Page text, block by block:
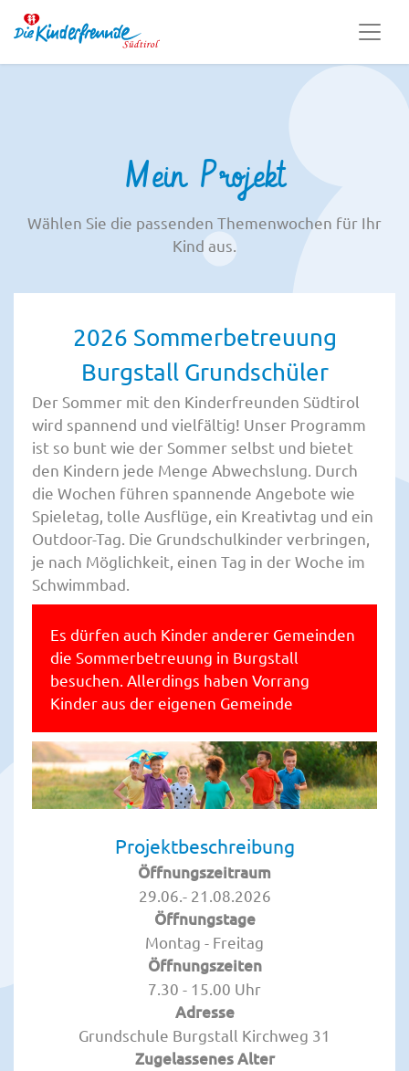
Mein Projekt
Wählen Sie die passenden Themenwochen für Ihr
Kind aus.
2026 Sommerbetreuung
Burgstall Grundschüler
Der Sommer mit den Kinderfreunden Südtirol
wird spannend und vielfältig! Unser Programm
ist so bunt wie der Sommer selbst und bietet
den Kindern jede Menge Abwechslung. Durch
die Wochen führen spannende Angebote wie
Spieletag, tolle Ausflüge, ein Kreativtag und ein
Outdoor-Tag. Die Grundschulkinder verbringen,
je nach Möglichkeit, einen Tag in der Woche im
Schwimmbad.
Es dürfen auch Kinder anderer Gemeinden
die Sommerbetreuung in Burgstall
besuchen. Allerdings haben Vorrang
Kinder aus der eigenen Gemeinde
Projektbeschreibung
Öffnungszeitraum
29.06.- 21.08.2026
Öffnungstage
Montag - Freitag
Öffnungszeiten
7.30 - 15.00 Uhr
Adresse
Grundschule Burgstall Kirchweg 31
Zugelassenes Alter